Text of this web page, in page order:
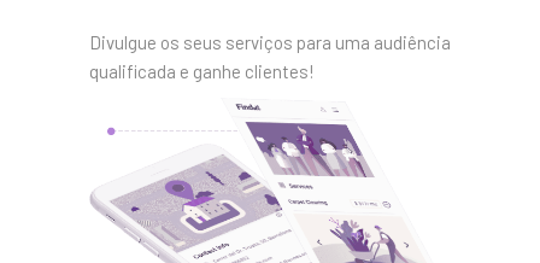
Divulgue os seus serviços para uma audiência
qualificada e ganhe clientes!